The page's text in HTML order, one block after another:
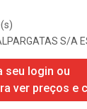
S/A
seu login ou
ver preços e